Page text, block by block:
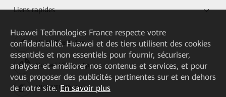
Liens rapides
HUAWEI eKit App
Huawei HiKnow App
HUAWEI eFly App
Huawei Technologies France respecte votre
confidentialité. Huawei et des tiers utilisent des cookies
essentiels et non essentiels pour fournir, sécuriser,
analyser et améliorer nos contenus et services, et pour
vous proposer des publicités pertinentes sur et en dehors
de notre site. En savoir plus